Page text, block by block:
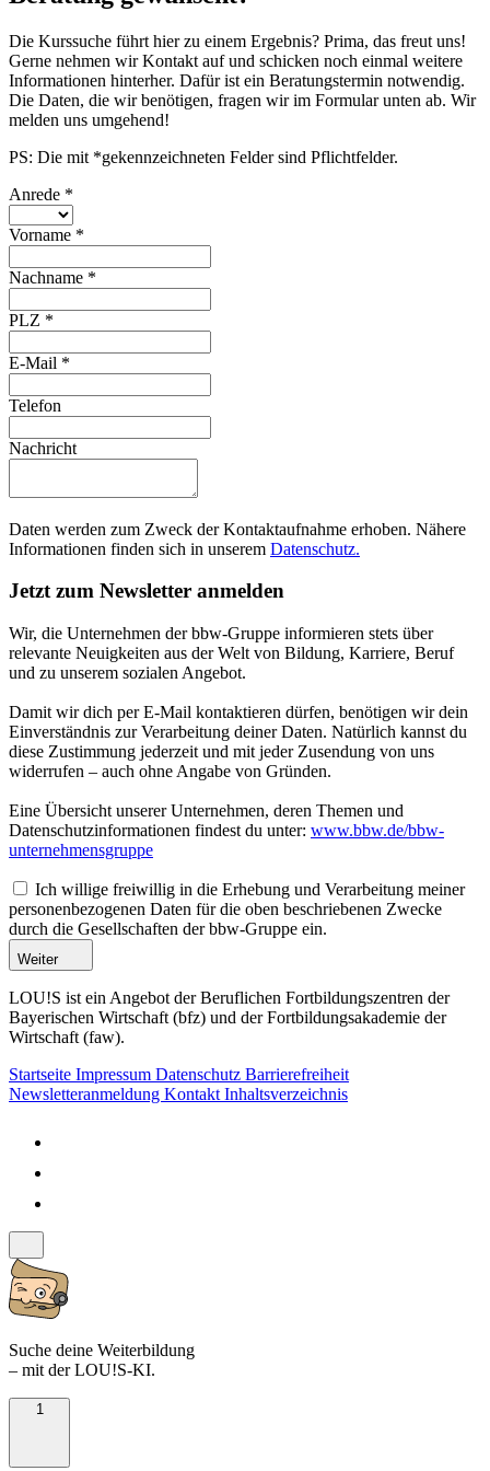
Die Kurssuche führt hier zu einem Ergebnis? Prima, das freut uns!
Gerne nehmen wir Kontakt auf und schicken noch einmal weitere
Informationen hinterher. Dafür ist ein Beratungstermin notwendig.
Die Daten, die wir benötigen, fragen wir im Formular unten ab. Wir
melden uns umgehend!
PS: Die mit *gekennzeichneten Felder sind Pflichtfelder.
Anrede *
Vorname *
Nachname *
PLZ *
E-Mail *
Telefon
Nachricht
Daten werden zum Zweck der Kontaktaufnahme erhoben. Nähere
Informationen finden sich in unserem Datenschutz.
Jetzt zum Newsletter anmelden
Wir, die Unternehmen der bbw-Gruppe informieren stets über
relevante Neuigkeiten aus der Welt von Bildung, Karriere, Beruf
und zu unserem sozialen Angebot.
Damit wir dich per E-Mail kontaktieren dürfen, benötigen wir dein
Einverständnis zur Verarbeitung deiner Daten. Natürlich kannst du
diese Zustimmung jederzeit und mit jeder Zusendung von uns
widerrufen – auch ohne Angabe von Gründen.
Eine Übersicht unserer Unternehmen, deren Themen und
Datenschutzinformationen findest du unter: www.bbw.de/bbw-
unternehmensgruppe
Ich willige freiwillig in die Erhebung und Verarbeitung meiner
personenbezogenen Daten für die oben beschriebenen Zwecke
durch die Gesellschaften der bbw-Gruppe ein.
Weiter
LOU!S ist ein Angebot der Beruflichen Fortbildungszentren der
Bayerischen Wirtschaft (bfz) und der Fortbildungsakademie der
Wirtschaft (faw).
Startseite Impressum Datenschutz Barrierefreiheit
Newsletteranmeldung Kontakt Inhaltsverzeichnis
Suche deine Weiterbildung
– mit der LOU!S-KI.
1